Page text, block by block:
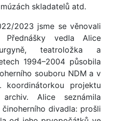
skladatelů atd.
2023 jsme se věnovali
Přednášky vedla Alice
teatroložka a
1994–2004 působila
souboru NDM a v
projektu
Alice seznámila
divadla: prošli